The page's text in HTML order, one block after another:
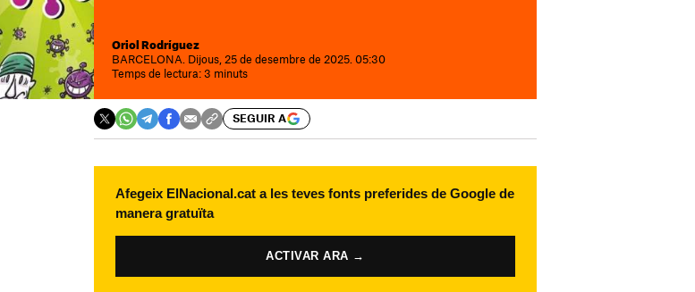
Oriol Rodríguez
BARCELONA. Dijous, 25 de desembre de 2025. 05:30
Temps de lectura: 3 minuts
SEGUIR A
Afegeix ElNacional.cat a les teves fonts preferides de Google de
manera gratuïta
ACTIVAR ARA →